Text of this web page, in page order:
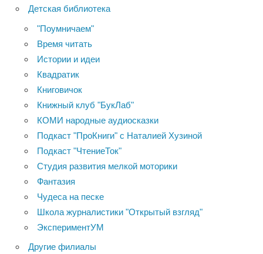
Детская библиотека
"Поумничаем"
Время читать
Истории и идеи
Квадратик
Книговичок
Книжный клуб "БукЛаб"
КОМИ народные аудиосказки
Подкаст "ПроКниги" с Наталией Хузиной
Подкаст "ЧтениеТок"
Студия развития мелкой моторики
Фантазия
Чудеса на песке
Школа журналистики "Открытый взгляд"
ЭкспериментУМ
Другие филиалы